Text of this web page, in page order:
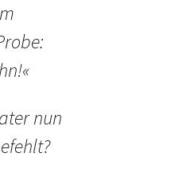
nun